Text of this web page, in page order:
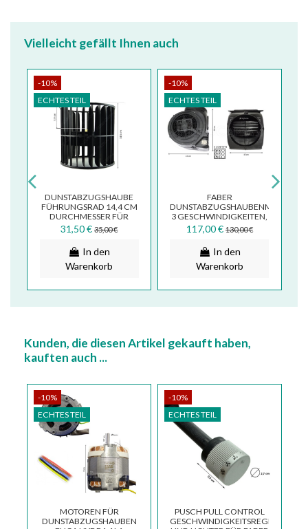
Vielleicht gefällt Ihnen auch
-10%
ECHTES TEIL
DUNSTABZUGSHAUBE
FÜHRUNGSRAD 14,4 CM
DURCHMESSER FÜR
DUNSTABZUGSHAUBE
FABER FRANKE
31,50 € 35,00 €
In den
Warenkorb
-10%
ECHTES TEIL
FABER
DUNSTABZUGSHAUBENMOTOR,
3 GESCHWINDIGKEITEN,
6-POLIG, GEMEINSAMES
KABEL,...
117,00 € 130,00 €
In den
Warenkorb
Kunden, die diesen Artikel gekauft haben,
kauften auch ...
-10%
ECHTES TEIL
MOTOREN FÜR
DUNSTABZUGSHAUBEN
-10%
ECHTES TEIL
PUSCH PULL CONTROL
GESCHWINDIGKEITSREGELUNG